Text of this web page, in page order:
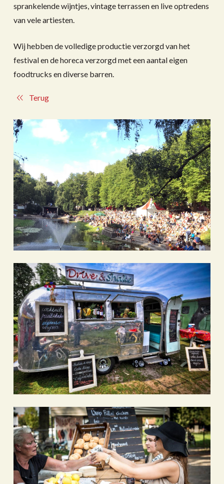
sprankelende wijntjes, vintage terrassen en live optredens
van vele artiesten.
Wij hebben de volledige productie verzorgd van het
festival en de horeca verzorgd met een aantal eigen
foodtrucks en diverse barren.
Terug